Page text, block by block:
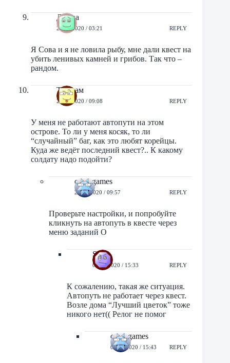
Дафна
29/06/2020 / 03:21 REPLY
Я Сова и я не ловила рыбу, мне дали квест на
убить ленивых камней и грибов. Так что –
рандом.
Тириам
29/06/2020 / 09:08 REPLY
У меня не работают автопути на этом
острове. То ли у меня косяк, то ли
“случайный” баг, как это любят корейцы.
Куда же ведёт последний квест?.. К какому
солдату надо подойти?
orbit-games
29/06/2020 / 09:57 REPLY
Проверьте настройки, и попробуйте
кликнуть на автопуть в квесте через
меню заданий О
Sato
03/07/2020 / 15:33 REPLY
К сожалению, такая же ситуация.
Автопуть не работает через квест.
Возле дома “Лучший цветок” тоже
никого нет(( Релог не помог
orbit-games
03/07/2020 / 15:43 REPLY